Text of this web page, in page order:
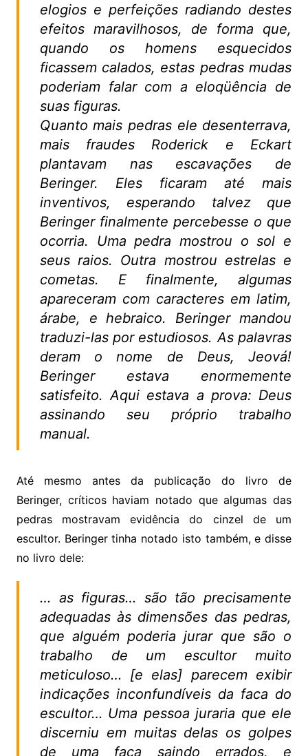
elogios e perfeições radiando destes
efeitos maravilhosos, de forma que,
quando os homens esquecidos
ficassem calados, estas pedras mudas
poderiam falar com a eloqüência de
suas figuras.
Quanto mais pedras ele desenterrava,
mais fraudes Roderick e Eckart
plantavam nas escavações de
Beringer. Eles ficaram até mais
inventivos, esperando talvez que
Beringer finalmente percebesse o que
ocorria. Uma pedra mostrou o sol e
seus raios. Outra mostrou estrelas e
cometas. E finalmente, algumas
apareceram com caracteres em latim,
árabe, e hebraico. Beringer mandou
traduzi-las por estudiosos. As palavras
deram o nome de Deus, Jeová!
Beringer estava enormemente
satisfeito. Aqui estava a prova: Deus
assinando seu próprio trabalho
manual.
Até mesmo antes da publicação do livro de
Beringer, críticos haviam notado que algumas das
pedras mostravam evidência do cinzel de um
escultor. Beringer tinha notado isto também, e disse
no livro dele:
… as figuras… são tão precisamente
adequadas às dimensões das pedras,
que alguém poderia jurar que são o
trabalho de um escultor muito
meticuloso… [e elas] parecem exibir
indicações inconfundíveis da faca do
escultor… Uma pessoa juraria que ele
discerniu em muitas delas os golpes
de uma faca saindo errados, e